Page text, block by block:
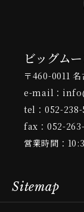
ビッグム
〒460-0011
e-mail：
tel：052-238-
fax：052-
営業時間：
Sitemap